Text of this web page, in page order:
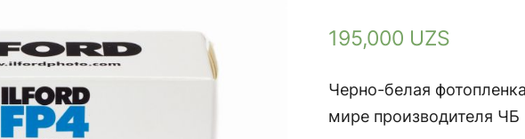
195,000 UZS
Черно-белая
мире производителя